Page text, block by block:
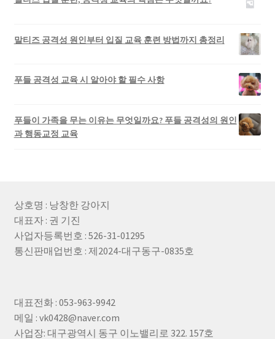
말티즈 공격성 원인부터 입질 교육 훈련 방법까지 총정리
푸들 공격성 교육 시 알아야 할 필수 사항
푸들이 가족을 무는 이유는 무엇일까요? 푸들 공격성의 원인
과 행동교정 교육
상호명 : 낭창한 강아지
대표자 : 권 기진
사업자등록번호 : 526-31-01295
통신판매업번호 : 제2024-대구동구-0835호
대표전화 : 053-963-9942
메일 : vk0428@naver.com
사업장: 대구광역시 동구 이노밸리로 322. 157호